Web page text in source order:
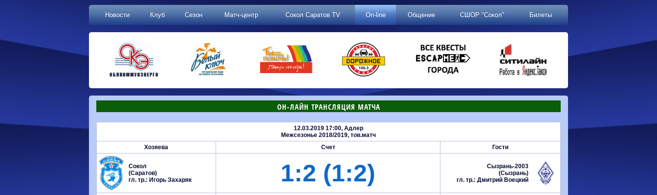
Новости Клуб Сезон Матч-центр Сокол Саратов TV On-line Общение СШОР "Сокол" Билеты
ОН-ЛАЙН ТРАНСЛЯЦИЯ МАТЧА
12.03.2019 17:00, Адлер
Межсезонье 2018/2019, тов.матч
Хозяева
Счет Гости
Сокол
(Саратов)
гл. тр.: Игорь Захаряк
1:2 (1:2)
Сызрань-2003
(Сызрань)
гл. тр.: Дмитрий Воецкий